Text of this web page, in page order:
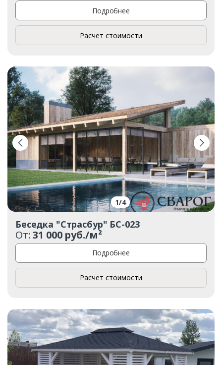
Подробнее
Расчет стоимости
1/4
Беседка "Страсбур" БС-023
От:31 000 руб./м²
Подробнее
Расчет стоимости